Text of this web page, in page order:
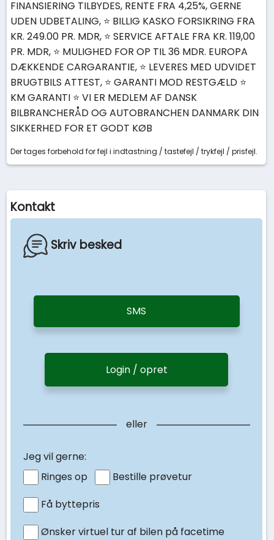
FINANSIERING TILBYDES, RENTE FRA 4,25%, GERNE
UDEN UDBETALING, ⭐ BILLIG KASKO FORSIKRING FRA
KR. 249.00 PR. MDR, ⭐ SERVICE AFTALE FRA KR. 119,00
PR. MDR, ⭐ MULIGHED FOR OP TIL 36 MDR. EUROPA
DÆKKENDE CARGARANTIE, ⭐ LEVERES MED UDVIDET
BRUGTBILS ATTEST, ⭐ GARANTI MOD RESTGÆLD ⭐
KM GARANTI ⭐ VI ER MEDLEM AF DANSK
BILBRANCHERÅD OG AUTOBRANCHEN DANMARK DIN
SIKKERHED FOR ET GODT KØB
Der tages forbehold for fejl i indtastning / tastefejl / trykfejl / prisfejl.
Kontakt
Skriv besked
SMS
Login / opret
eller
Jeg vil gerne:
Ringes op
Bestille prøvetur
Få byttepris
Ønsker virtuel tur af bilen på facetime